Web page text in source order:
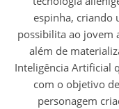
espinha, criando
possibilita ao jovem
além de
Inteligência Artificial
com o objetivo
personagem